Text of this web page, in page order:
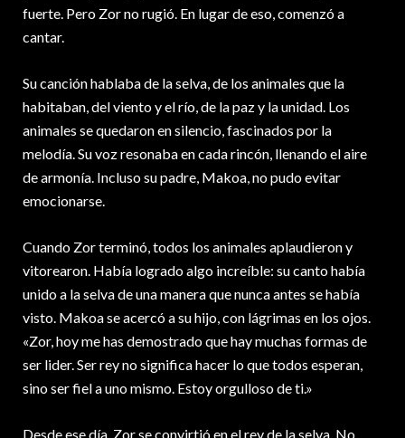
fuerte. Pero Zor no rugió. En lugar de eso, comenzó a
cantar.
Su canción hablaba de la selva, de los animales que la
habitaban, del viento y el río, de la paz y la unidad. Los
animales se quedaron en silencio, fascinados por la
melodía. Su voz resonaba en cada rincón, llenando el aire
de armonía. Incluso su padre, Makoa, no pudo evitar
emocionarse.
Cuando Zor terminó, todos los animales aplaudieron y
vitorearon. Había logrado algo increíble: su canto había
unido a la selva de una manera que nunca antes se había
visto. Makoa se acercó a su hijo, con lágrimas en los ojos.
«Zor, hoy me has demostrado que hay muchas formas de
ser lider. Ser rey no significa hacer lo que todos esperan,
sino ser fiel a uno mismo. Estoy orgulloso de ti.»
Desde ese día, Zor se convirtió en el rey de la selva. No